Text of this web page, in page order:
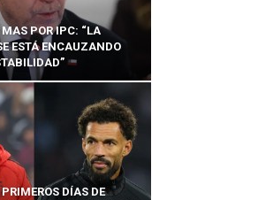
POR IPC: “LA
ESTÁ ENCAUZANDO
DÍAS DE